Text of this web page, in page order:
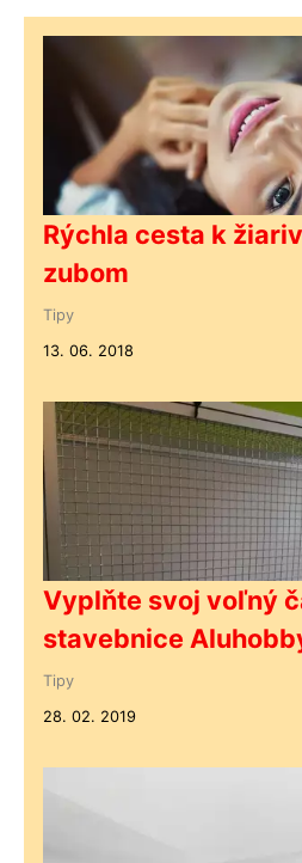
Rýchla cesta k
zubom
Tipy
13. 06. 2018
Vyplňte svoj voľný
stavebnice
Tipy
28. 02. 2019